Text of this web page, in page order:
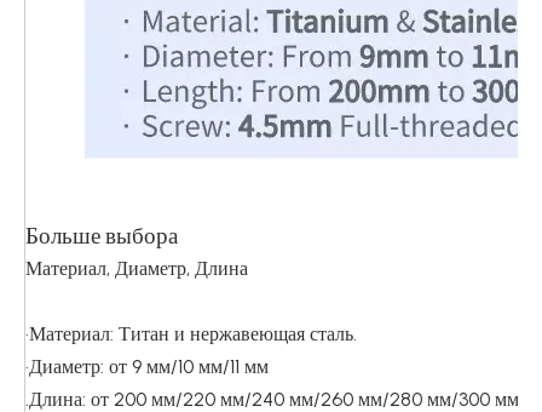
Больше выбора
Материал, Диаметр, Длина
·Материал: Титан и нержавеющая сталь.
·Диаметр: от 9 мм/10 мм/11 мм
.Длина: от 200 мм/220 мм/240 мм/260 мм/280 мм/300 мм